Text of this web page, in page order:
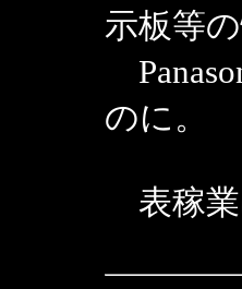
示板等
のに。
表稼業